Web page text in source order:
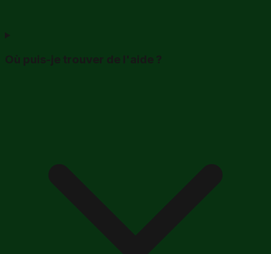
Où puis-je trouver de l'aide ?